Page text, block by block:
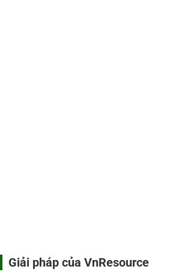
Giải pháp của VnResource